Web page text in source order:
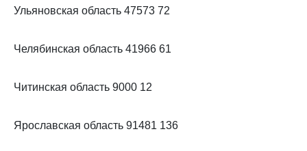
Ульяновская область 47573 72
Челябинская область 41966 61
Читинская область 9000 12
Ярославская область 91481 136